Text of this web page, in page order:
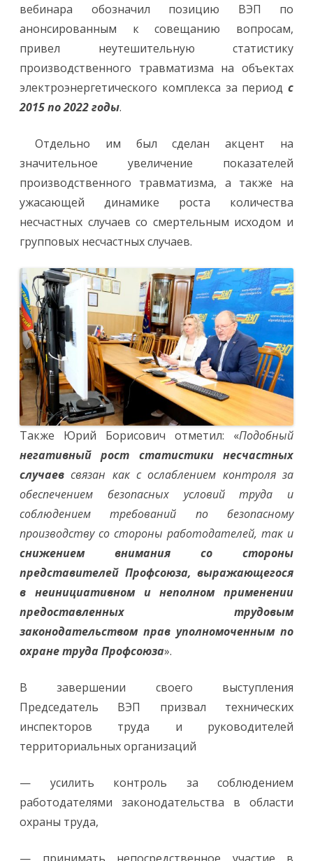
вебинара обозначил позицию ВЭП по
анонсированным к совещанию вопросам,
привел неутешительную статистику
производственного травматизма на объектах
электроэнергетического комплекса за период с
2015 по 2022 годы.
Отдельно им был сделан акцент на
значительное увеличение показателей
производственного травматизма, а также на
ужасающей динамике роста количества
несчастных случаев со смертельным исходом и
групповых несчастных случаев.
Также Юрий Борисович отметил: «Подобный
негативный рост статистики
несчастных
случаев связан как с ослаблением контроля за
обеспечением безопасных условий труда и
соблюдением требований по безопасному
производству со стороны работодателей, так и
снижением внимания со стороны
представителей Профсоюза, выражающегося
в неинициативном и неполном применении
предоставленных трудовым
законодательством прав уполномоченным по
охране труда Профсоюза».
В завершении своего выступления
Председатель ВЭП призвал технических
инспекторов труда и руководителей
территориальных организаций
— усилить контроль за соблюдением
работодателями законодательства в области
охраны труда,